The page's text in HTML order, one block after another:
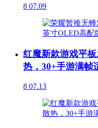
8 07.09
红魔新款游戏平
热，30+手游满帧
8 07.13